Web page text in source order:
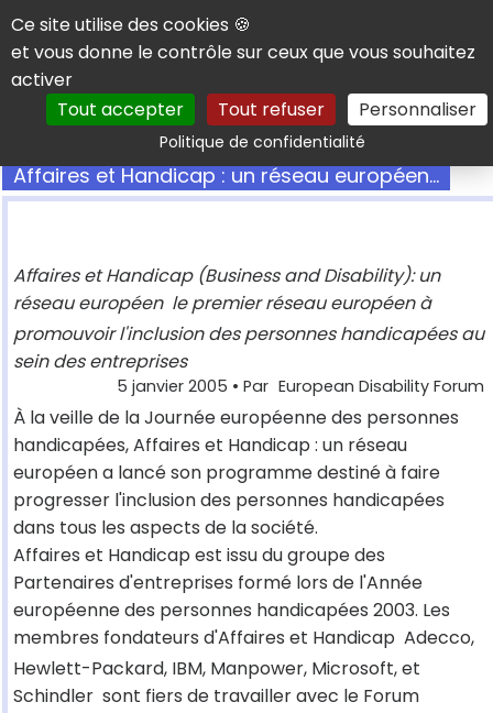
Panneau de gestion des cookies
Ce site utilise des cookies 🍪
et vous donne le contrôle sur ceux que vous souhaitez
activer
Tout accepter
Tout refuser Personnaliser
Politique de confidentialitéRechercher
Affaires et Handicap : un réseau européen...
Affaires et Handicap (Business and Disability): un
réseau européen  le premier réseau européen à
promouvoir l'inclusion des personnes handicapées au
sein des entreprises
5 janvier 2005 • Par European Disability Forum
À la veille de la Journée européenne des personnes
handicapées, Affaires et Handicap : un réseau
européen a lancé son programme destiné à faire
progresser l'inclusion des personnes handicapées
dans tous les aspects de la société.
Affaires et Handicap est issu du groupe des
Partenaires d'entreprises formé lors de l'Année
européenne des personnes handicapées 2003. Les
membres fondateurs d'Affaires et Handicap  Adecco,
Hewlett-Packard, IBM, Manpower, Microsoft, et
Schindler  sont fiers de travailler avec le Forum